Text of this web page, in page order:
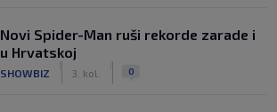
Novi Spider-Man ruši rekorde zarade i
u Hrvatskoj
SHOWBIZ 3. kol. 0